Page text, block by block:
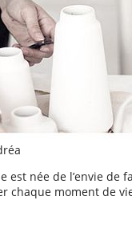
est née de l’envie de
chaque moment de